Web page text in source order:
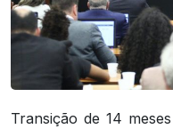
Transição de 14